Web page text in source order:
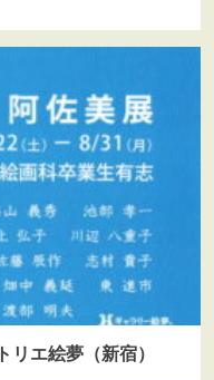
リエ絵夢（新宿）